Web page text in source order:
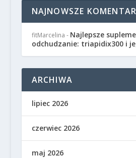
NAJNOWSZE
fitMarcelina - Najlepsze
odchudzanie: triapidix300 i
ARCHIWA
lipiec 2026
czerwiec 2026
maj 2026